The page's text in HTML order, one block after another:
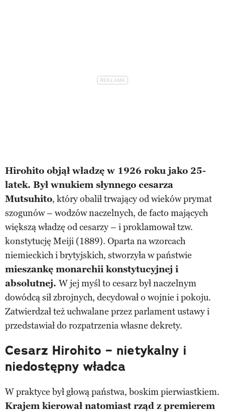
Hirohito objął władzę w 1926 roku jako 25-
latek. Był wnukiem słynnego cesarza
Mutsuhito, który obalił trwający od wieków prymat
szogunów – wodzów naczelnych, de facto mających
większą władzę od cesarzy – i proklamował tzw.
konstytucję Meiji (1889). Oparta na wzorcach
niemieckich i brytyjskich, stworzyła w państwie
mieszankę monarchii konstytucyjnej i
absolutnej. W jej myśl to cesarz był naczelnym
dowódcą sił zbrojnych, decydował o wojnie i pokoju.
Zatwierdzał też uchwalane przez parlament ustawy i
przedstawiał do rozpatrzenia własne dekrety.
Cesarz Hirohito – nietykalny i
niedostępny władca
W praktyce był głową państwa, boskim pierwiastkiem.
Krajem kierował natomiast rząd z premierem